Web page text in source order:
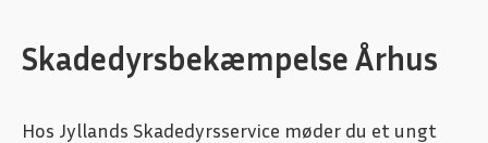
Skadedyrsbekæmpelse Århus
Hos Jyllands Skadedyrsservice møder du et ungt